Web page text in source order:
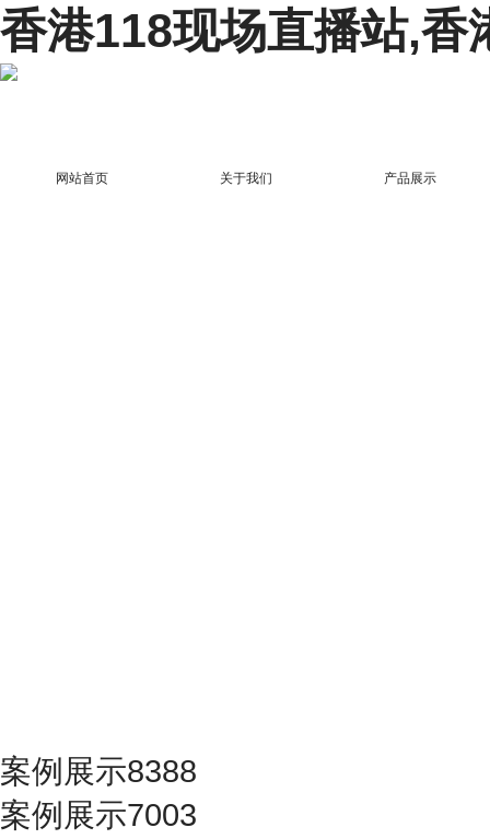
香港118现场直播站,香
网站首页 关于我们 产品展示
案例展示8388
案例展示7003